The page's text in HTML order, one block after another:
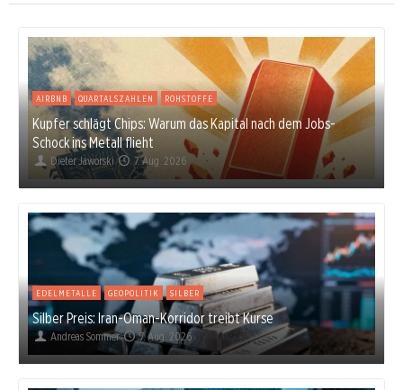
AIRBNB QUARTALSZAHLEN ROHSTOFFE
Kupfer schlägt Chips: Warum das Kapital nach dem Jobs-
Schock ins Metall flieht
Dieter Jaworski 7. Aug. 2026
EDELMETALLE GEOPOLITIK SILBER
Silber Preis: Iran-Oman-Korridor treibt Kurse
Andreas Sommer 7. Aug. 2026